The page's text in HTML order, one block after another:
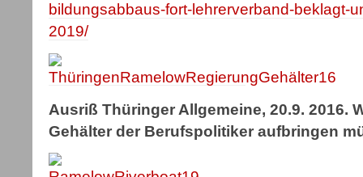
bildungsabbaus-fort-lehrerverband-beklagt-
2019/
Ausriß Thüringer Allgemeine, 20.9. 2016.
Gehälter der Berufspolitiker aufbringen